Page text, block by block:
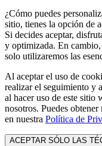
¿Cómo puedes
sitio, tienes la opción de
Si decides aceptar,
y optimizada. En
solo utilizaremos las
Al aceptar el uso de
realizar el seguimiento y
al hacer uso de este sitio
nosotros. Puedes
en nuestra Política de
ACEPTAR SÓLO LAS